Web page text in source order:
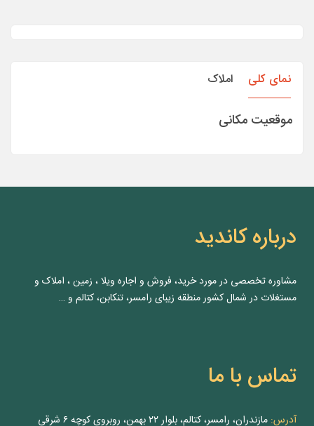
نمای کلی املاک
موقعیت مکانی
درباره کاندید
مشاوره‌ تخصصی در مورد خرید، فروش و اجاره ویلا ، زمین ، املاک و
مستغلات در شمال کشور منطقه زیبای رامسر، تنکابن، کتالم و …
تماس با ما
آدرس: مازندران، رامسر، کتالم، بلوار ۲۲ بهمن، روبروی کوچه ۶ شرقی